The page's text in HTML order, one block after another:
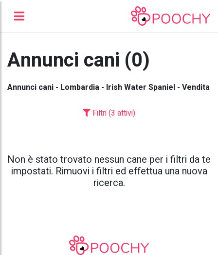
Annunci cani (0)
Annunci cani - Lombardia - Irish Water Spaniel - Vendita
Filtri (3 attivi)
Non è stato trovato nessun cane per i filtri da te
impostati. Rimuovi i filtri ed effettua una nuova
ricerca.